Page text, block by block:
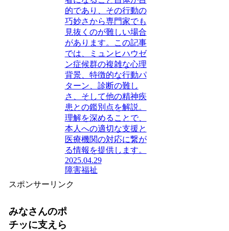
的であり、その行動の
巧妙さから専門家でも
見抜くのが難しい場合
があります。この記事
では、ミュンヒハウゼ
ン症候群の複雑な心理
背景、特徴的な行動パ
ターン、診断の難し
さ、そして他の精神疾
患との鑑別点を解説。
理解を深めることで、
本人への適切な支援と
医療機関の対応に繋が
る情報を提供します。
2025.04.29
障害福祉
スポンサーリンク
みなさんのポ
チッに支えら